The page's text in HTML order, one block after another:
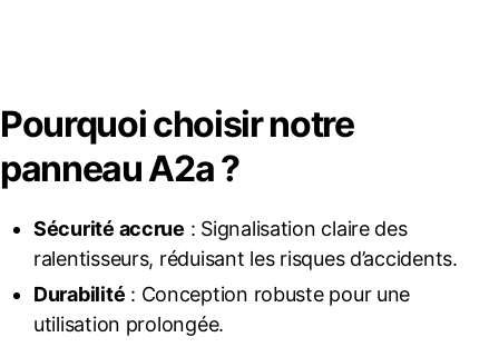
Pourquoi choisir notre
panneau A2a ?
Sécurité accrue : Signalisation claire des
ralentisseurs, réduisant les risques d’accidents.
Durabilité : Conception robuste pour une
utilisation prolongée.